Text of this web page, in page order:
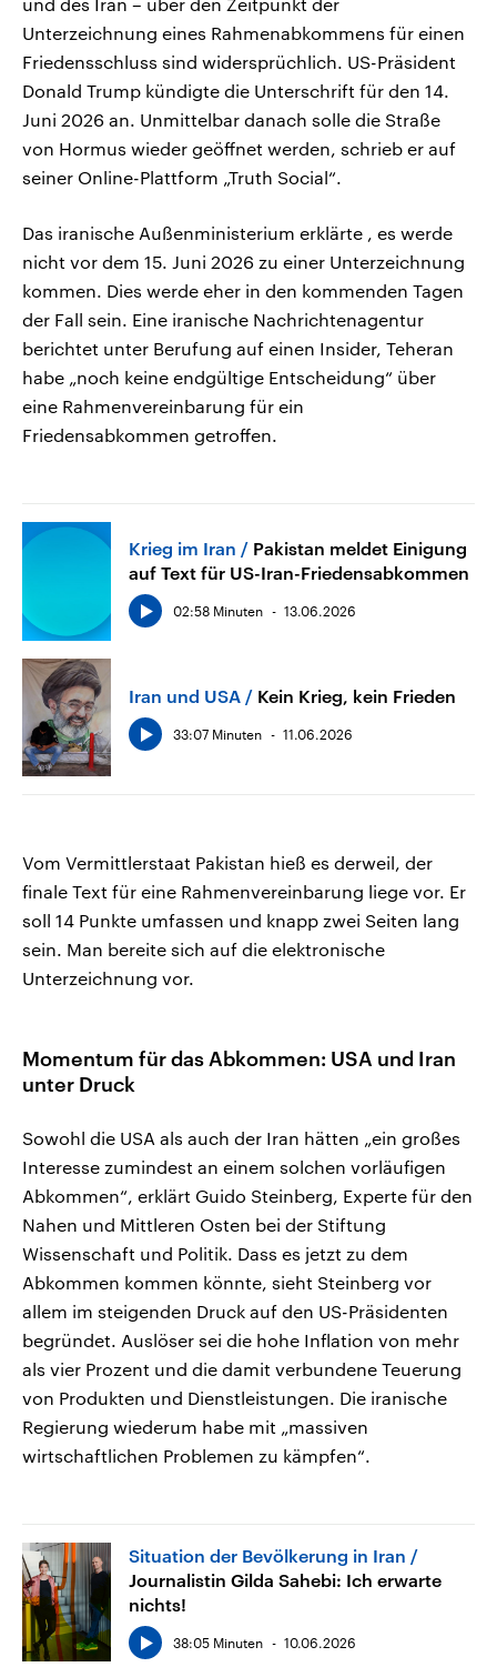
und des Iran – über den Zeitpunkt der
Unterzeichnung eines Rahmenabkommens für einen
Friedensschluss sind widersprüchlich. US-Präsident
Donald Trump kündigte die Unterschrift für den 14.
Juni 2026 an. Unmittelbar danach solle die Straße
von Hormus wieder geöffnet werden, schrieb er auf
seiner Online-Plattform „Truth Social“.
Das iranische Außenministerium erklärte , es werde
nicht vor dem 15. Juni 2026 zu einer Unterzeichnung
kommen. Dies werde eher in den kommenden Tagen
der Fall sein. Eine iranische Nachrichtenagentur
berichtet unter Berufung auf einen Insider, Teheran
habe „noch keine endgültige Entscheidung“ über
eine Rahmenvereinbarung für ein
Friedensabkommen getroffen.
Krieg im Iran
Pakistan meldet Einigung
auf Text für US-Iran-Friedensabkommen
02:58 Minuten 13.06.2026
Iran und USA Kein Krieg, kein Frieden
33:07 Minuten 11.06.2026
Vom Vermittlerstaat Pakistan hieß es derweil, der
finale Text für eine Rahmenvereinbarung liege vor. Er
soll 14 Punkte umfassen und knapp zwei Seiten lang
sein. Man bereite sich auf die elektronische
Unterzeichnung vor.
Momentum für das Abkommen: USA und Iran
unter Druck
Sowohl die USA als auch der Iran hätten „ein großes
Interesse zumindest an einem solchen vorläufigen
Abkommen“, erklärt Guido Steinberg, Experte für den
Nahen und Mittleren Osten bei der Stiftung
Wissenschaft und Politik. Dass es jetzt zu dem
Abkommen kommen könnte, sieht Steinberg vor
allem im steigenden Druck auf den US-Präsidenten
begründet. Auslöser sei die hohe Inflation von mehr
als vier Prozent und die damit verbundene Teuerung
von Produkten und Dienstleistungen. Die iranische
Regierung wiederum habe mit „massiven
wirtschaftlichen Problemen zu kämpfen“.
Situation der Bevölkerung in Iran
Journalistin Gilda Sahebi: Ich erwarte
nichts!
38:05 Minuten 10.06.2026